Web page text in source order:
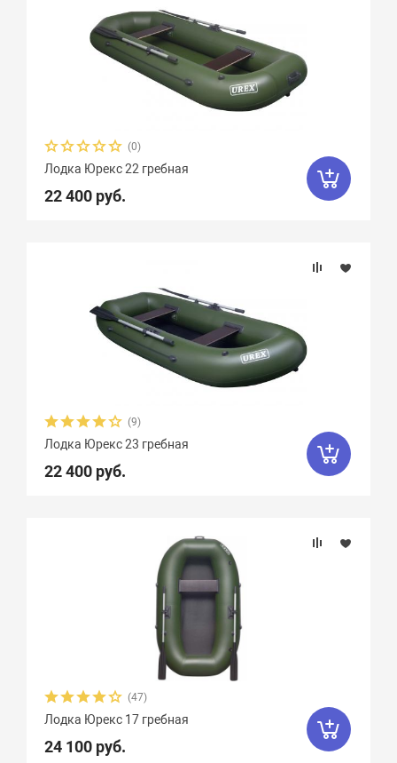
(0)
Лодка Юрекс 22 гребная
22 400 руб.
(9)
Лодка Юрекс 23 гребная
22 400 руб.
(47)
Лодка Юрекс 17 гребная
24 100 руб.